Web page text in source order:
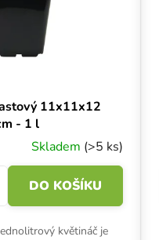
11x11x12
- 1 l
Skladem (>5 ks)
DO KOŠÍKU
květináč je